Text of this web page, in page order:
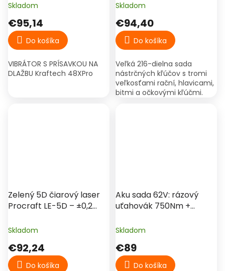
Skladom
€95,14
Do košíka
VIBRÁTOR S PRÍSAVKOU NA
DLAŽBU Kraftech 48XPro
Skladom
€94,40
Do košíka
Veľká 216-dielna sada
nástrčných kľúčov s tromi
veľkosťami rační, hlavicami,
bitmi a očkovými kľúčmi.
Zelený 5D čiarový laser
Procraft LE-5D – ±0,2
Skladom
€92,24
Do košíka
Aku sada 62V: rázový
uťahovák 750Nm +
Hitman
Skladom
€89
Do košíka